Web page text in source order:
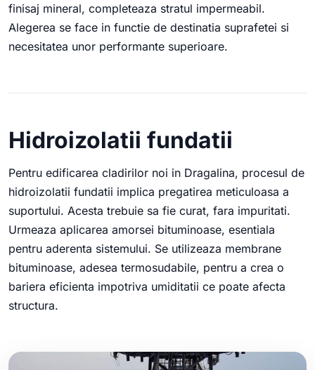
finisaj mineral, completeaza stratul impermeabil.
Alegerea se face in functie de destinatia suprafetei si
necesitatea unor performante superioare.
Hidroizolatii fundatii
Pentru edificarea cladirilor noi in Dragalina, procesul de
hidroizolatii fundatii implica pregatirea meticuloasa a
suportului. Acesta trebuie sa fie curat, fara impuritati.
Urmeaza aplicarea amorsei bituminoase, esentiala
pentru aderenta sistemului. Se utilizeaza membrane
bituminoase, adesea termosudabile, pentru a crea o
bariera eficienta impotriva umiditatii ce poate afecta
structura.